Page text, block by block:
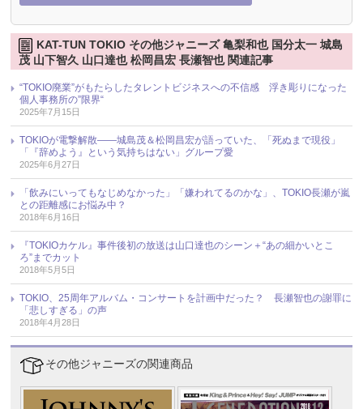
KAT-TUN TOKIO その他ジャニーズ 亀梨和也 国分太一 城島
茂 山下智久 山口達也 松岡昌宏 長瀬智也 関連記事
“TOKIO廃業”がもたらしたタレントビジネスへの不信感 浮き彫りになった
個人事務所の”限界“
2025年7月15日
TOKIOが電撃解散――城島茂＆松岡昌宏が語っていた、「死ぬまで現役」
「『辞めよう』という気持ちはない」グループ愛
2025年6月27日
「飲みにいってもなじめなかった」「嫌われてるのかな」、TOKIO長瀬が嵐
との距離感にお悩み中？
2018年6月16日
『TOKIOカケル』事件後初の放送は山口達也のシーン＋“あの細かいとこ
ろ”までカット
2018年5月5日
TOKIO、25周年アルバム・コンサートを計画中だった？ 長瀬智也の謝罪に
「悲しすぎる」の声
2018年4月28日
その他ジャニーズの関連商品